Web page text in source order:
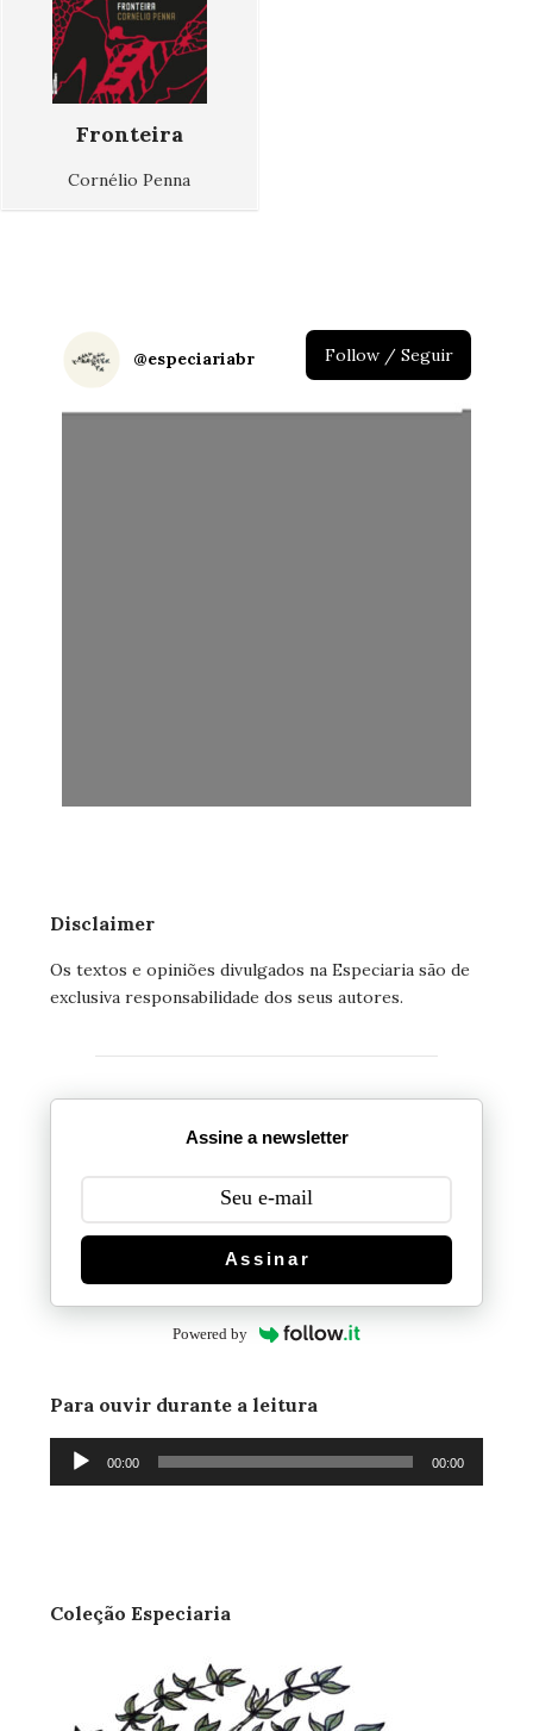
Fronteira
Cornélio Penna
@especiariabr Follow / Seguir
Disclaimer
Os textos e opiniões divulgados na Especiaria são de
exclusiva responsabilidade dos seus autores.
Assine a newsletter
Assinar
Powered by
Para ouvir durante a leitura
Tocador
00:00 00:00
Coleção Especiaria